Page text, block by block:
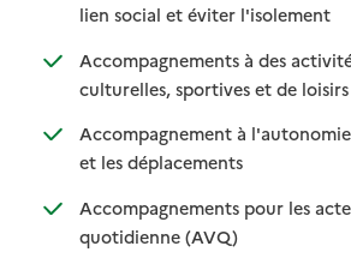
lien social et éviter l'isolement
:
: non
Accompagnements à des
culturelles, sportives et de loisirs
:
:
Accompagnement à
et les déplacements: disponible
: non disponible
Accompagnements pour les
quotidienne (AVQ): disponible
: non disponible